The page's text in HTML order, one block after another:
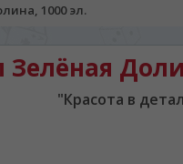
1000 эл.
Зелёная
"Красота в